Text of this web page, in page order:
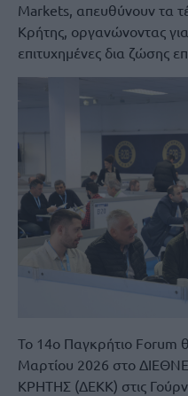
Markets, απευθύνουν τα
Κρήτης, οργανώνοντας
επιτυχημένες δια ζώσης
Το 14ο Παγκρήτιο Forum
Μαρτίου 2026 στο
ΚΡΗΤΗΣ (ΔΕΚΚ) στις